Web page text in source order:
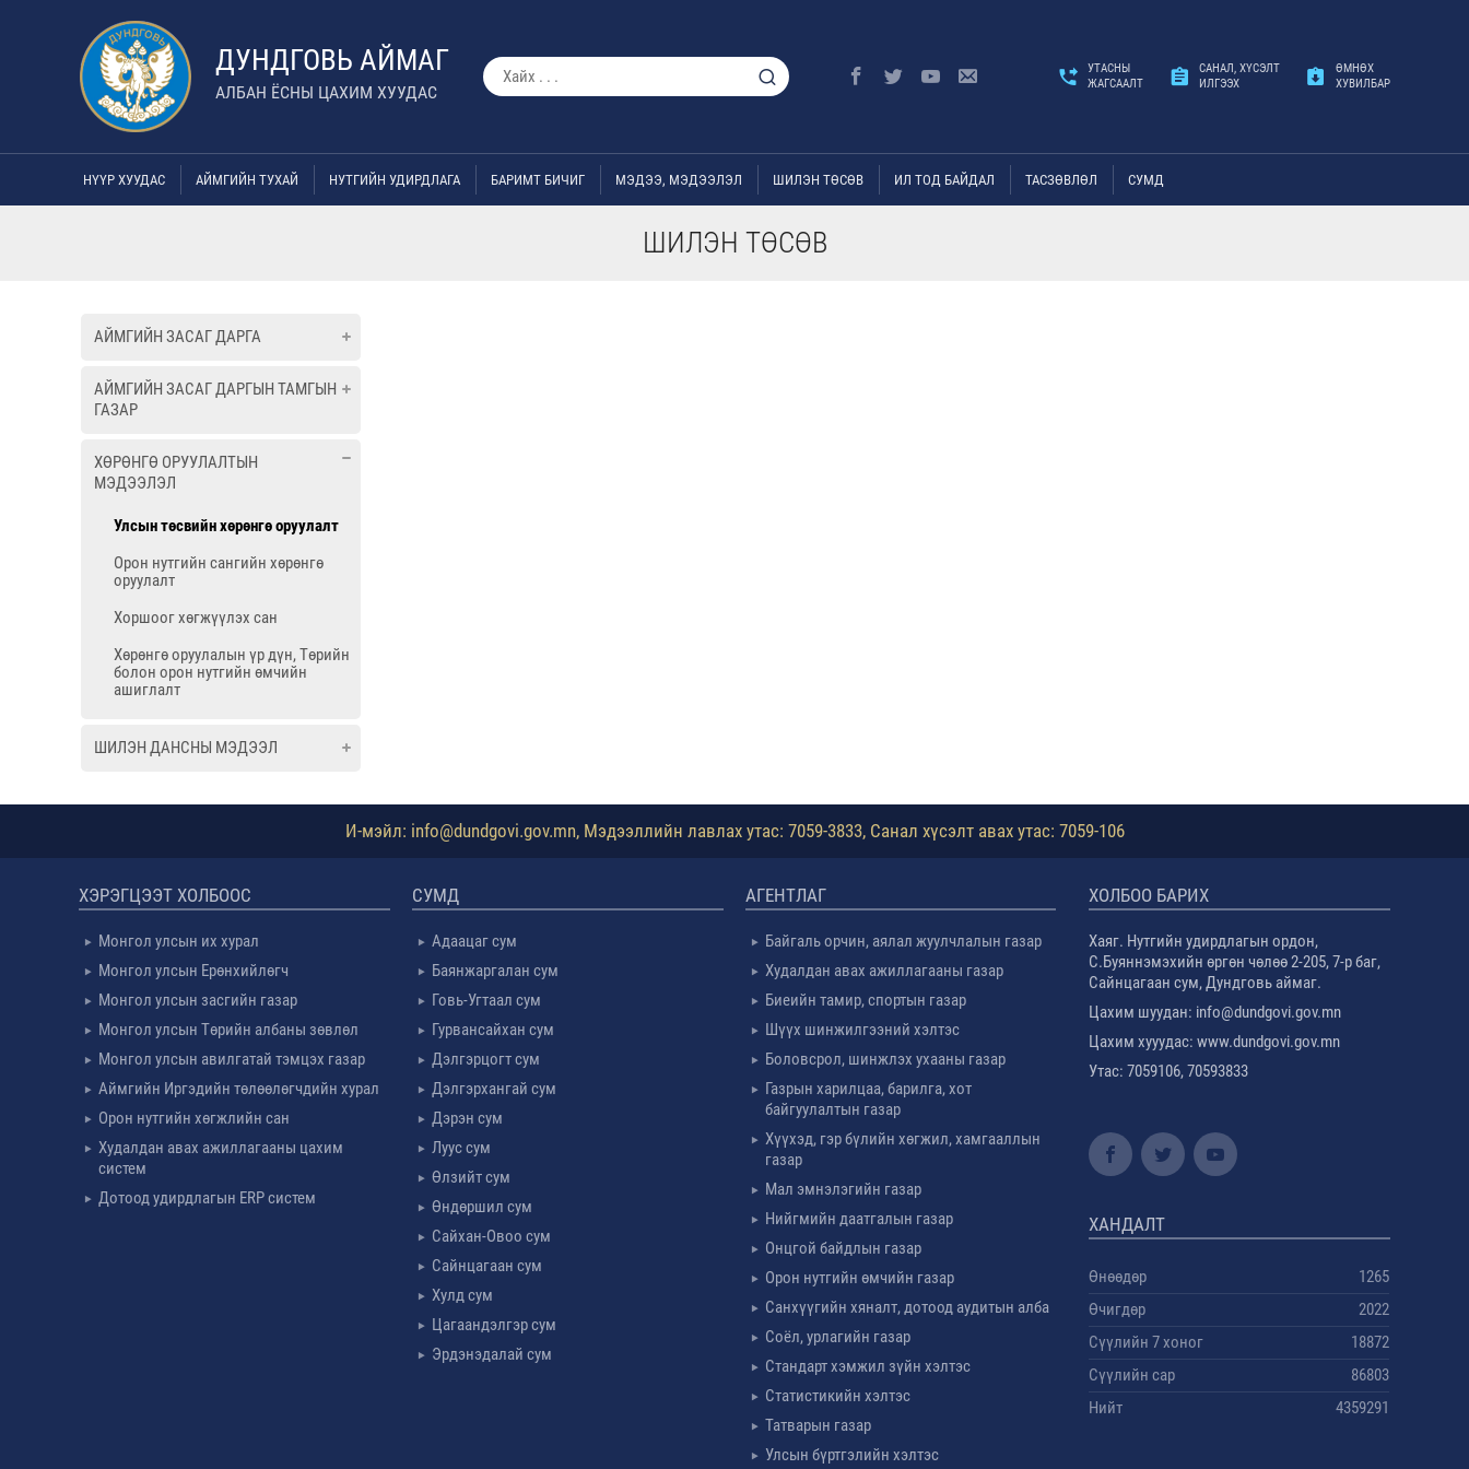
ДУНДГОВЬ АЙМАГ
АЛБАН ЁСНЫ ЦАХИМ ХУУДАС
УТАСНЫ
ЖАГСААЛТ
САНАЛ, ХҮСЭЛТ
ИЛГЭЭХ
ӨМНӨХ
ХУВИЛБАР
НҮҮР ХУУДАС АЙМГИЙН ТУХАЙ НУТГИЙН УДИРДЛАГА БАРИМТ БИЧИГ МЭДЭЭ, МЭДЭЭЛЭЛ ШИЛЭН ТӨСӨВ ИЛ ТОД БАЙДАЛ ТАСЗӨВЛӨЛ СУМД
ШИЛЭН ТӨСӨВ
АЙМГИЙН ЗАСАГ ДАРГА
АЙМГИЙН ЗАСАГ ДАРГЫН ТАМГЫН
ГАЗАР
ХӨРӨНГӨ ОРУУЛАЛТЫН
МЭДЭЭЛЭЛ
Улсын төсвийн хөрөнгө оруулалт
Орон нутгийн сангийн хөрөнгө
оруулалт
Хоршоог хөгжүүлэх сан
Хөрөнгө оруулалын үр дүн, Төрийн
болон орон нутгийн өмчийн
ашиглалт
ШИЛЭН ДАНСНЫ МЭДЭЭЛ
И-мэйл: info@dundgovi.gov.mn, Мэдээллийн лавлах утас: 7059-3833, Санал хүсэлт авах утас: 7059-106
ХЭРЭГЦЭЭТ ХОЛБООС
Монгол улсын их хурал
Монгол улсын Ерөнхийлөгч
Монгол улсын засгийн газар
Монгол улсын Төрийн албаны зөвлөл
Монгол улсын авилгатай тэмцэх газар
Аймгийн Иргэдийн төлөөлөгчдийн хурал
Орон нутгийн хөгжлийн сан
Худалдан авах ажиллагааны цахим
систем
Дотоод удирдлагын ERP систем
СУМД
Адаацаг сум
Баянжаргалан сум
Говь-Угтаал сум
Гурвансайхан сум
Дэлгэрцогт сум
Дэлгэрхангай сум
Дэрэн сум
Луус сум
Өлзийт сум
Өндөршил сум
Сайхан-Овоо сум
Сайнцагаан сум
Хулд сум
Цагаандэлгэр сум
Эрдэнэдалай сум
АГЕНТЛАГ
Байгаль орчин, аялал жуулчлалын газар
Худалдан авах ажиллагааны газар
Биеийн тамир, спортын газар
Шүүх шинжилгээний хэлтэс
Боловсрол, шинжлэх ухааны газар
Газрын харилцаа, барилга, хот
байгуулалтын газар
Хүүхэд, гэр бүлийн хөгжил, хамгааллын
газар
Мал эмнэлэгийн газар
Нийгмийн даатгалын газар
Онцгой байдлын газар
Орон нутгийн өмчийн газар
Санхүүгийн хяналт, дотоод аудитын алба
Соёл, урлагийн газар
Стандарт хэмжил зүйн хэлтэс
Статистикийн хэлтэс
Татварын газар
Улсын бүртгэлийн хэлтэс
ХОЛБОО БАРИХ
Хаяг. Нутгийн удирдлагын ордон,
С.Буяннэмэхийн өргөн чөлөө 2-205, 7-р баг,
Сайнцагаан сум, Дундговь аймаг.
Цахим шуудан: info@dundgovi.gov.mn
Цахим хууудас: www.dundgovi.gov.mn
Утас: 7059106, 70593833
ХАНДАЛТ
Өнөөдөр
1265
Өчигдөр
2022
Сүүлийн 7 хоног
18872
Сүүлийн сар
86803
Нийт
4359291